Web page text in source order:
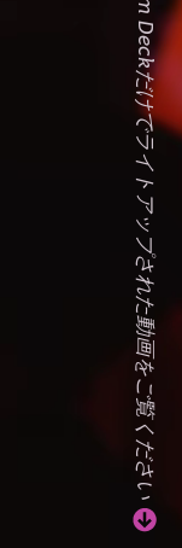
Steam Deckだけでライトアップされた動画をご覧ください